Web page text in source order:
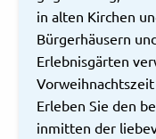
in alten Kirchen
Bürgerhäusern
Erlebnisgärten
Erleben Sie den
inmitten der